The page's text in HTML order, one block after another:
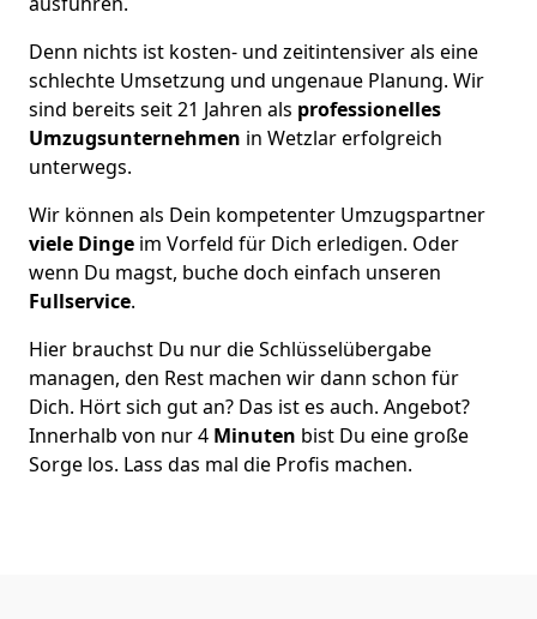
Denn nichts ist kosten- und zeitintensiver als eine
schlechte Umsetzung und ungenaue Planung. Wir
sind bereits seit 21 Jahren als professionelles
Umzugsunternehmen in Wetzlar erfolgreich
unterwegs.
Wir können als Dein kompetenter Umzugspartner
viele Dinge im Vorfeld für Dich erledigen. Oder
wenn Du magst, buche doch einfach unseren
Fullservice.
Hier brauchst Du nur die Schlüsselübergabe
managen, den Rest machen wir dann schon für
Dich. Hört sich gut an? Das ist es auch. Angebot?
Innerhalb von nur 4 Minuten bist Du eine große
Sorge los. Lass das mal die Profis machen.